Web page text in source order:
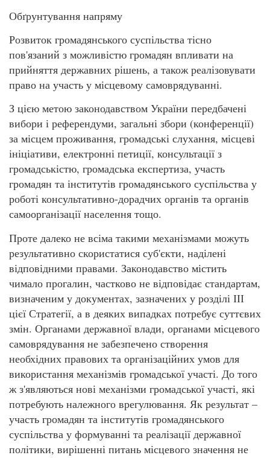
Обґрунтування напряму
Розвиток громадянського суспільства тісно
пов'язаний з можливістю громадян впливати на
прийняття державних рішень, а також реалізовувати
право на участь у місцевому самоврядуванні.
З цією метою законодавством України передбачені
вибори і референдуми, загальні збори (конференції)
за місцем проживання, громадські слухання, місцеві
ініціативи, електронні петиції, консультації з
громадськістю, громадська експертиза, участь
громадян та інститутів громадянського суспільства у
роботі консультативно-дорадчих органів та органів
самоорганізації населення тощо.
Проте далеко не всіма такими механізмами можуть
результативно скористатися суб'єкти, наділені
відповідними правами. Законодавство містить
чимало прогалин, частково не відповідає стандартам,
визначеним у документах, зазначених у розділі ІІІ
цієї Стратегії, а в деяких випадках потребує суттєвих
змін. Органами державної влади, органами місцевого
самоврядування не забезпечено створення
необхідних правових та організаційних умов для
використання механізмів громадської участі. До того
ж з'являються нові механізми громадської участі, які
потребують належного врегулювання. Як результат –
участь громадян та інститутів громадянського
суспільства у формуванні та реалізації державної
політики, вирішенні питань місцевого значення не